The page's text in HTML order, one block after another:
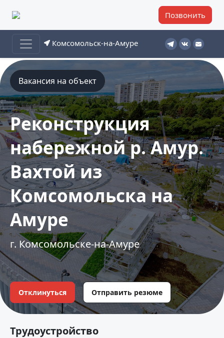
Позвонить
Комсомольск-на-Амуре
Вакансия на объект
Реконструкция
набережной р. Амур.
Вахтой из
Комсомольска на
Амуре
г. Комсомольске-на-Амуре
Отклинуться Отправить резюме
Трудоустройство